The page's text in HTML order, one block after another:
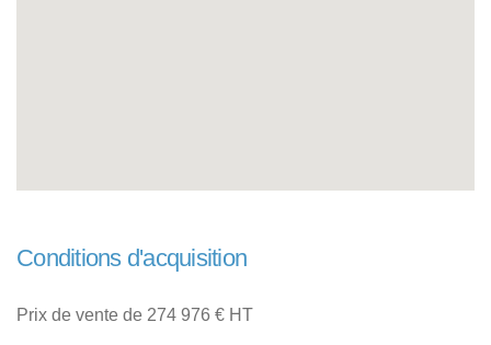
Conditions d'acquisition
Prix de vente de 274 976 € HT